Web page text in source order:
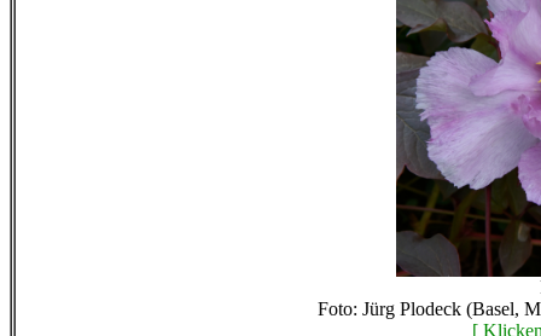
Foto: Jürg Plodeck (Basel,
[